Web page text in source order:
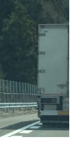
コークス・鋳物